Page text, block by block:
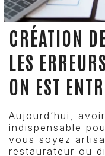
CRÉATION
LES
ON EST
Aujourd’hui,
indispensable
vous soyez
restaurateur ou